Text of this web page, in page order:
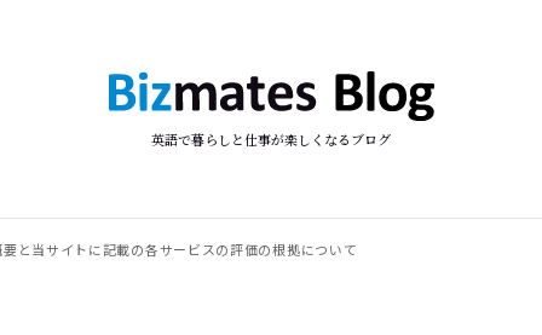
英語で暮らしと仕事が楽しくなるブログ
と当サイトに記載の各サービスの評価の根拠について